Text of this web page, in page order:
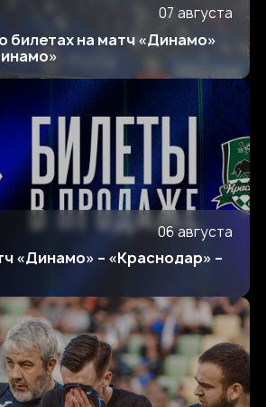
07 августа
билетах на матч «Динамо»
06 августа
«Динамо» – «Краснодар» –